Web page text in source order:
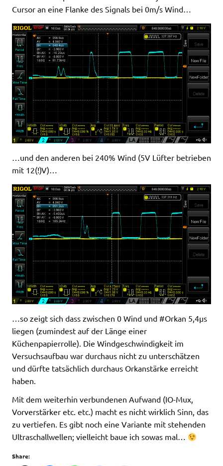
Cursor an eine Flanke des Signals bei 0m/s Wind…
…und den anderen bei 240% Wind (5V Lüfter betrieben
mit 12(!)V)…
…so zeigt sich dass zwischen 0 Wind und #Orkan 5,4µs
liegen (zumindest auf der Länge einer
Küchenpapierrolle). Die Windgeschwindigkeit im
Versuchsaufbau war durchaus nicht zu unterschätzen
und dürfte tatsächlich durchaus Orkanstärke erreicht
haben.
Mit dem weiterhin verbundenen Aufwand (IO-Mux,
Vorverstärker etc. etc.) macht es nicht wirklich Sinn, das
zu vertiefen. Es gibt noch eine Variante mit stehenden
Ultraschallwellen; vielleicht baue ich sowas mal…
Share: